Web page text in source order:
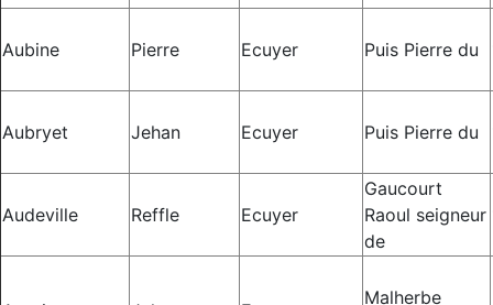
Aubine Pierre Ecuyer Puis Pierre du
Aubryet Jehan Ecuyer Puis Pierre du
Audeville Reffle Ecuyer
Gaucourt
Raoul seigneur
de
Malherbe